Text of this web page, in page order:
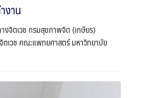
งาน
งจิตเวช กรมสุขภาพจิต (เกษียร)
ตเวช คณะแพทยศาสตร์ มหาวิทยาบัย